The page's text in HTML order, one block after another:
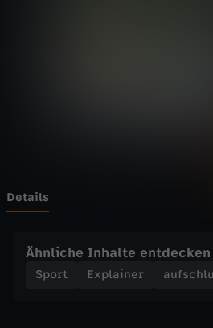
F
a
Details
Ähnliche Inhalte entdecken
Sport Explainer